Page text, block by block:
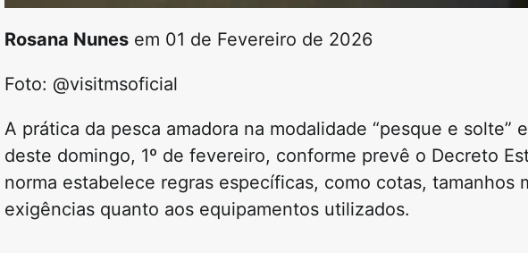
Rosana Nunes em 01 de Fevereiro de 2026
Foto: @visitmsoficial
A prática da pesca amadora na modalidade “pesque e solte”
deste domingo, 1º de fevereiro, conforme prevê o Decreto
norma estabelece regras específicas, como cotas, tamanhos
exigências quanto aos equipamentos utilizados.